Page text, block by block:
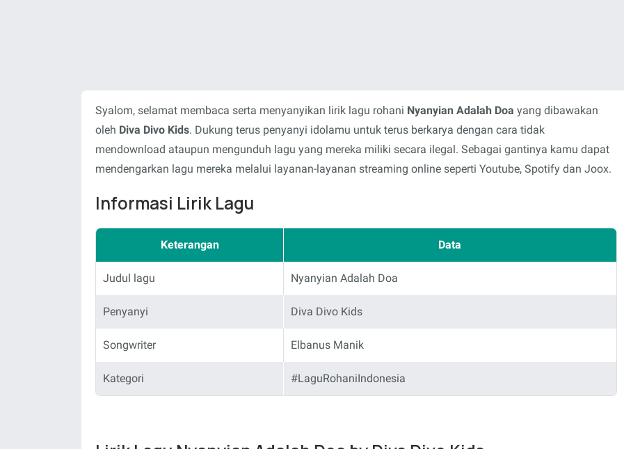
Syalom, selamat membaca serta menyanyikan lirik lagu rohani Nyanyian Adalah Doa yang dibawakan
oleh Diva Divo Kids. Dukung terus penyanyi idolamu untuk terus berkarya dengan cara tidak
mendownload ataupun mengunduh lagu yang mereka miliki secara ilegal. Sebagai gantinya kamu dapat
mendengarkan lagu mereka melalui layanan-layanan streaming online seperti Youtube, Spotify dan Joox.
Informasi Lirik Lagu
Keterangan Data
Judul lagu Nyanyian Adalah Doa
Penyanyi Diva Divo Kids
Songwriter Elbanus Manik
Kategori #LaguRohaniIndonesia